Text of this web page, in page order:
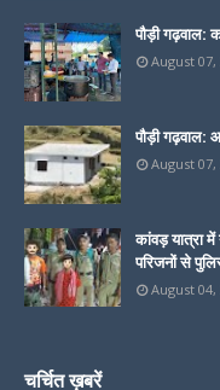
पौड़ी गढ़वाल:
August 07,
पौड़ी गढ़वाल:
August 07,
कांवड़ यात्रा
परिजनों से
August 04,
चर्चित ख़बरें